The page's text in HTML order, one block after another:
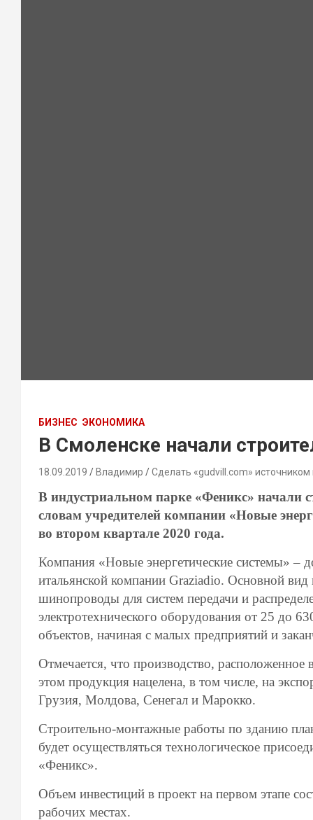
БИЗНЕС ЭКОНОМИКА
В Смоленске начали
18.09.2019 Владимир Сделать «gudvill.com» источником
В индустриальном парке «Феникс» начали
словам учредителей компании «Новые
во втором квартале 2020 года.
Компания «Новые энергетические системы» –
итальянской компании Graziadio. Основной
шинопроводы для систем передачи и
электротехнического оборудования от 25 до
объектов, начиная с малых предприятий и
Отмечается, что производство,
этом продукция нацелена, в том числе, на
Грузия, Молдова, Сенегал и Марокко.
Строительно-монтажные работы по зданию
будет осуществляться технологическое
«Феникс».
Объем инвестиций в проект на первом этапе
рабочих местах.